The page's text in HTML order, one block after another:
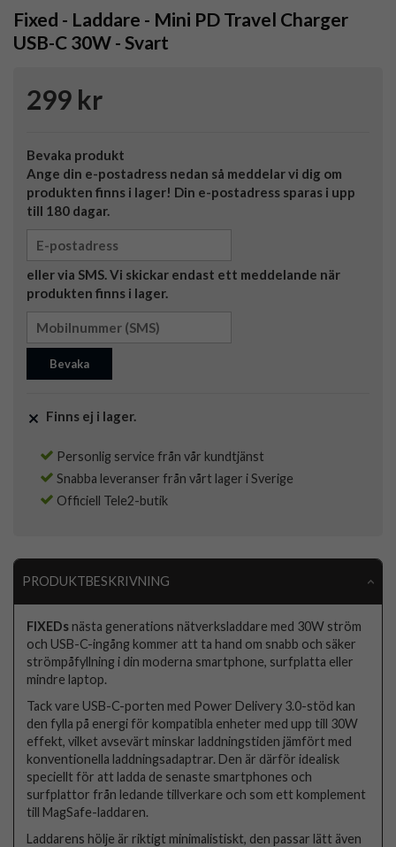
Fixed - Laddare - Mini PD Travel Charger
USB-C 30W - Svart
299 kr
Bevaka produkt
Ange din e-postadress nedan så meddelar vi dig om
produkten finns i lager! Din e-postadress sparas i upp
till 180 dagar.
eller via SMS. Vi skickar endast ett meddelande när
produkten finns i lager.
Bevaka
Finns ej i lager.
Personlig service från vår kundtjänst
Snabba leveranser från vårt lager i Sverige
Officiell Tele2-butik
PRODUKTBESKRIVNING
FIXEDs nästa generations nätverksladdare med 30W ström
och USB-C-ingång kommer att ta hand om snabb och säker
strömpåfyllning i din moderna smartphone, surfplatta eller
mindre laptop.
Tack vare USB-C-porten med Power Delivery 3.0-stöd kan
den fylla på energi för kompatibla enheter med upp till 30W
effekt, vilket avsevärt minskar laddningstiden jämfört med
konventionella laddningsadaptrar. Den är därför idealisk
speciellt för att ladda de senaste smartphones och
surfplattor från ledande tillverkare och som ett komplement
till MagSafe-laddaren.
Laddarens hölje är riktigt minimalistiskt, den passar lätt även